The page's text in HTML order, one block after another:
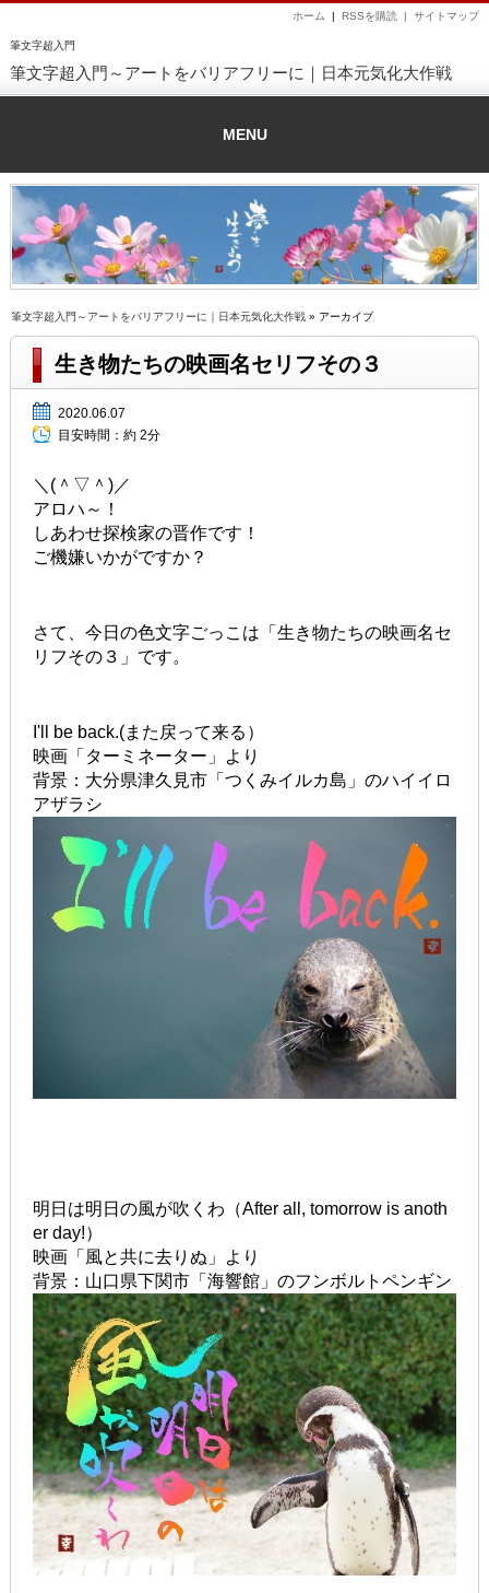
筆文字超入門
サイトマップ
RSSを購読 |
ホーム |
筆文字超入門～アートをバリアフリーに｜日本元気化大作戦
MENU
筆文字超入門～アートをバリアフリーに｜日本元気化大作戦 » アーカイブ
生き物たちの映画名セリフその３
2020.06.07
目安時間： 約 2分
＼(＾▽＾)／
アロハ～！
しあわせ探検家の晋作です！
ご機嫌いかがですか？
さて、今日の色文字ごっこは「生き物たちの映画名セ
リフその３」です。
I'll be back.(また戻って来る）
映画「ターミネーター」より
背景：大分県津久見市「つくみイルカ島」のハイイロ
アザラシ
明日は明日の風が吹くわ（After all, tomorrow is anoth
er day!）
映画「風と共に去りぬ」より
背景：山口県下関市「海響館」のフンボルトペンギン